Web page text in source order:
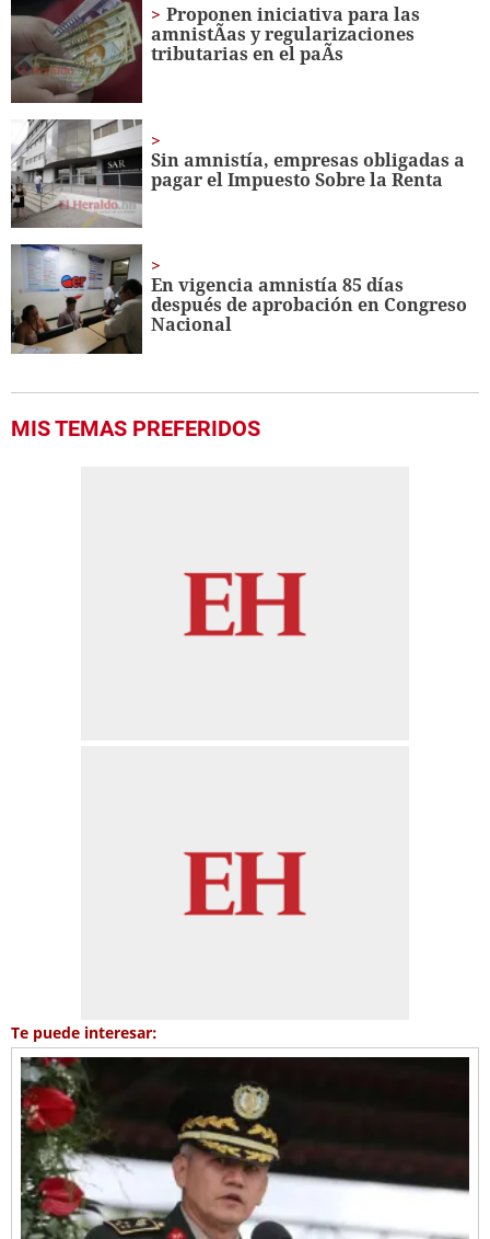
minute,
47
seconds
Proponen iniciativa para las
amnistÃ­as y regularizaciones
tributarias en el paÃ­s
Sin amnistía, empresas obligadas a
pagar el Impuesto Sobre la Renta
En vigencia amnistía 85 días
después de aprobación en Congreso
Nacional
MIS TEMAS PREFERIDOS
Te puede interesar: